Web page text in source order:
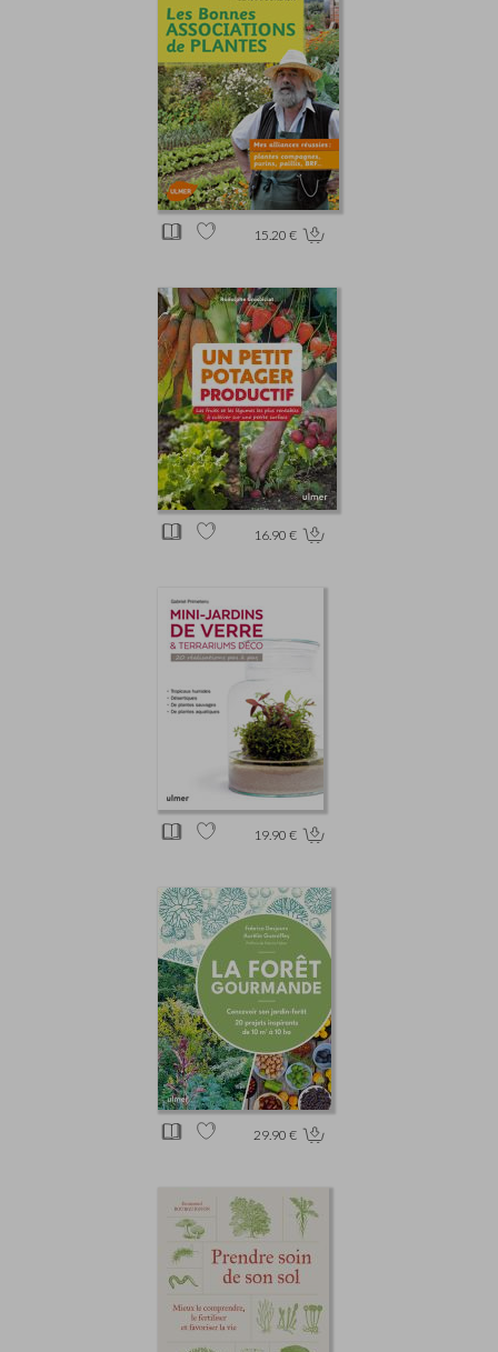
15.20 €
16.90 €
19.90 €
29.90 €